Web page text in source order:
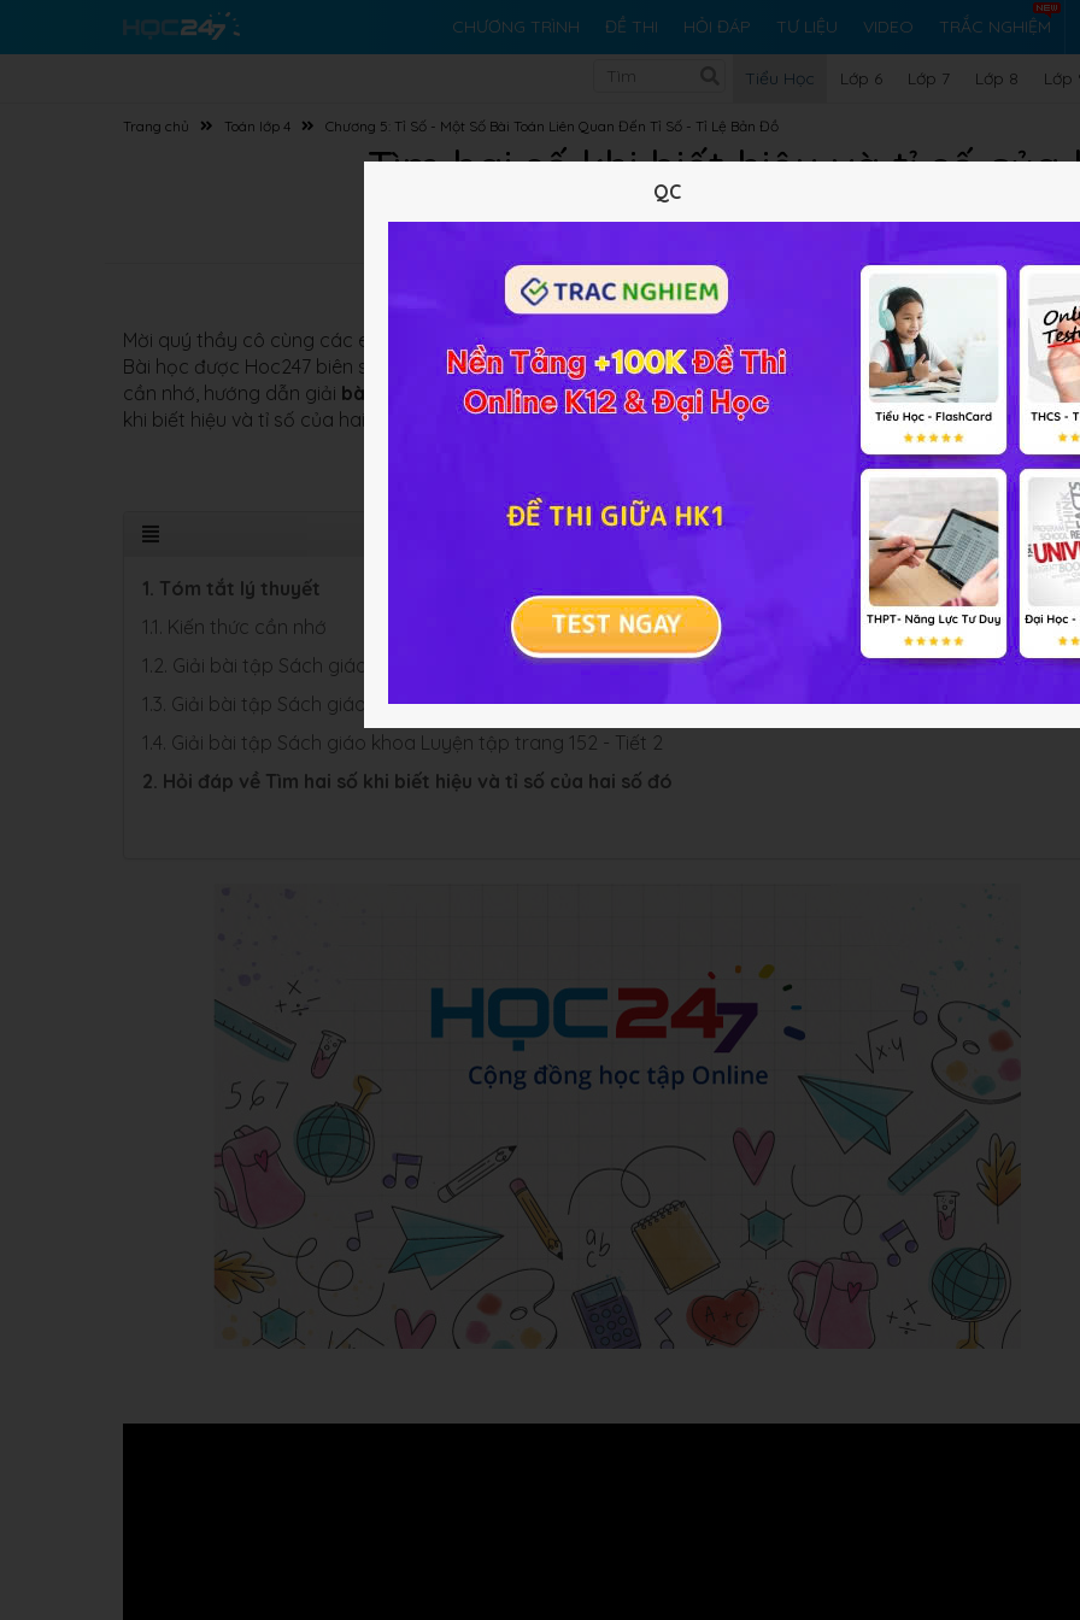
CHƯƠNG TRÌNH ĐỀ THI HỎI ĐÁP TƯ LIỆU VIDEO TRẮC NGHIỆM
Tiểu Học Lớp 6 Lớp 7 Lớp 8 Lớp
Trang chủ Toán lớp 4 Chương 5: Tỉ Số - Một Số Bài Toán Liên Quan Đến Tỉ Số - Tỉ Lệ Bản Đồ
Tìm hai số khi biết hiệu và tỉ số của
Mời quý thầy cô cùng các em học sinh lớp 4 tham khảo bài học
Tìm hai số khi biết hiệu và tỉ số của hai số
Bài học được Hoc247 biên soạn với đầy đủ nội dung bám sát chương trình Toán lớp 4, bao gồm phần kiến
cần nhớ, hướng dẫn giải bài tập SGK
. Hy vọng với bài học này sẽ giúp các em học tập thật tốt bài Tìm hai
khi biết hiệu và tỉ số của hai số đó.
1. Tóm tắt lý thuyết
1.1. Kiến thức cần nhớ
1.2. Giải bài tập Sách giáo khoa trang 151
1.3. Giải bài tập Sách giáo khoa Luyện tập trang 151 - Tiết 1
1.4. Giải bài tập Sách giáo khoa Luyện tập trang 152 - Tiết 2
2. Hỏi đáp về Tìm hai số khi biết hiệu và tỉ số của hai số đó
QC